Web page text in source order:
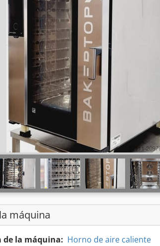
máquina
de la máquina: Horno de aire caliente